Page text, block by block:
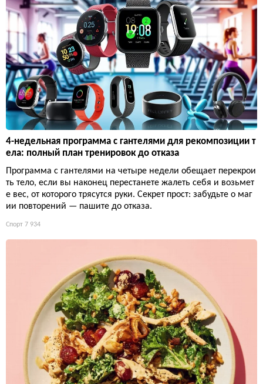
4-недельная программа с гантелями для рекомпозиции т
ела: полный план тренировок до отказа
Программа с гантелями на четыре недели обещает перекрои
ть тело, если вы наконец перестанете жалеть себя и возьмет
е вес, от которого трясутся руки. Секрет прост: забудьте о маг
ии повторений — пашите до отказа.
Спорт 7 934